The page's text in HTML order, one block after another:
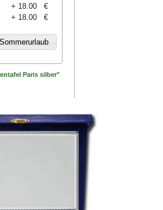
+ 18.00 €
+ 18.00 €
Paris silber"